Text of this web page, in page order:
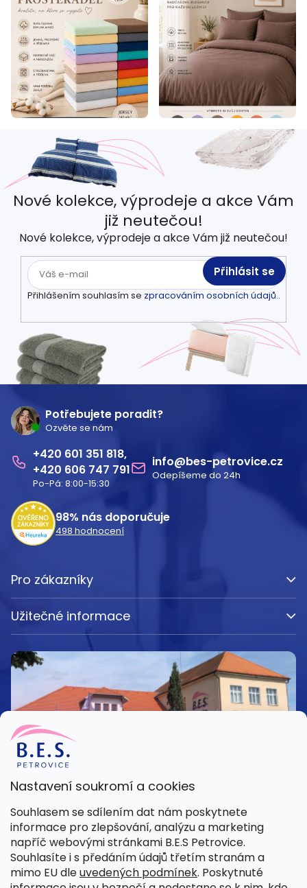
Nastavení soukromí a cookies
Souhlasem se sdílením dat nám poskytnete
informace pro zlepšování, analýzu a marketing
napříč webovými stránkami B.E.S Petrovice.
Souhlasíte i s předáním údajů třetím stranám a
mimo EU dleuvedených podmínek. Poskytnuté
Nové kolekce, výprodeje a akce Vám
již neutečou!
Nové kolekce, výprodeje a akce Vám již neutečou!
Přihlášením souhlasím se zpracováním osobních údajů..
Přihlásit se
Potřebujete poradit?
Ozvěte se nám
601 351 818
606 747 791
Po-Pá: 8:00-15:30
info@bes-petrovice.cz
Odepíšeme do 24h
98% nás doporučuje
498 hodnocení
Pro zákazníky
Užitečné informace
Kamenná prodejna
Pondělí – Pátek 8:00 – 15:30
Petrovice 42, 262 55 Petrovice
Více informací